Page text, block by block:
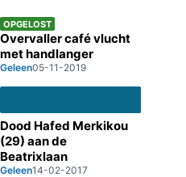
OPGELOST
Overvaller café vlucht
met handlanger
Geleen05-11-2019
Dood Hafed Merkikou
(29) aan de
Beatrixlaan
Geleen14-02-2017